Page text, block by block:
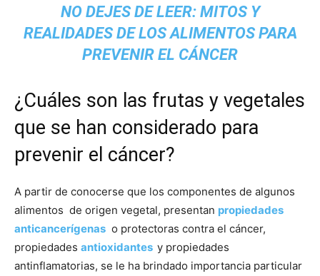
NO DEJES DE LEER:MITOS Y
REALIDADES DE LOS ALIMENTOS PARA
PREVENIR EL CÁNCER
¿Cuáles son las frutas y vegetales
que se han considerado para
prevenir el cáncer?
A partir de conocerse que los componentes de algunos
alimentos de origen vegetal, presentan propiedades
anticancerígenas o protectoras contra el cáncer,
propiedades antioxidantes y propiedades
antinflamatorias, se le ha brindado importancia particular